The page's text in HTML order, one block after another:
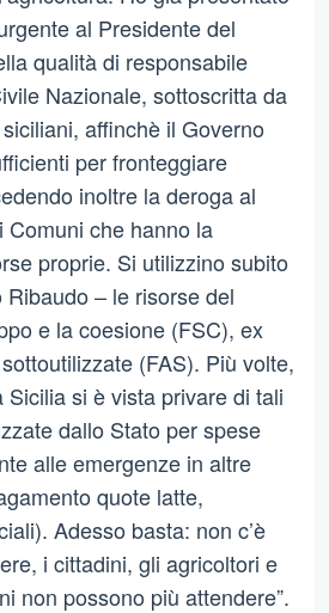
al Presidente del
qualità di responsabile
Nazionale, sottoscritta da
affinchè il Governo
per fronteggiare
inoltre la deroga al
Comuni che hanno la
proprie. Si utilizzino subito
– le risorse del
e la coesione (FSC), ex
(FAS). Più volte,
Sicilia si è vista privare di tali
dallo Stato per spese
alle emergenze in altre
quote latte,
Adesso basta: non c’è
i cittadini, gli agricoltori e
non possono più attendere”.